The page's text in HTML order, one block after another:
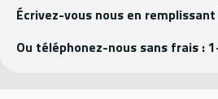
Écrivez-vous nous en
Ou téléphonez-nous sans frais :